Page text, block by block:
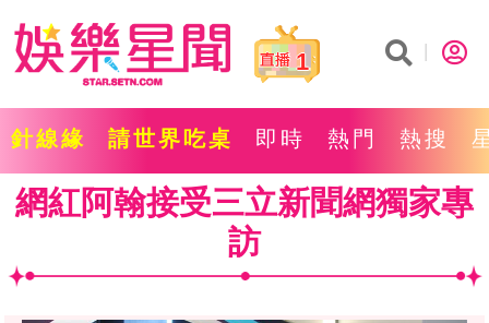
1
針線緣 請世界吃桌 即時 熱門 熱搜
網紅阿翰接受三立新聞網獨家專
訪